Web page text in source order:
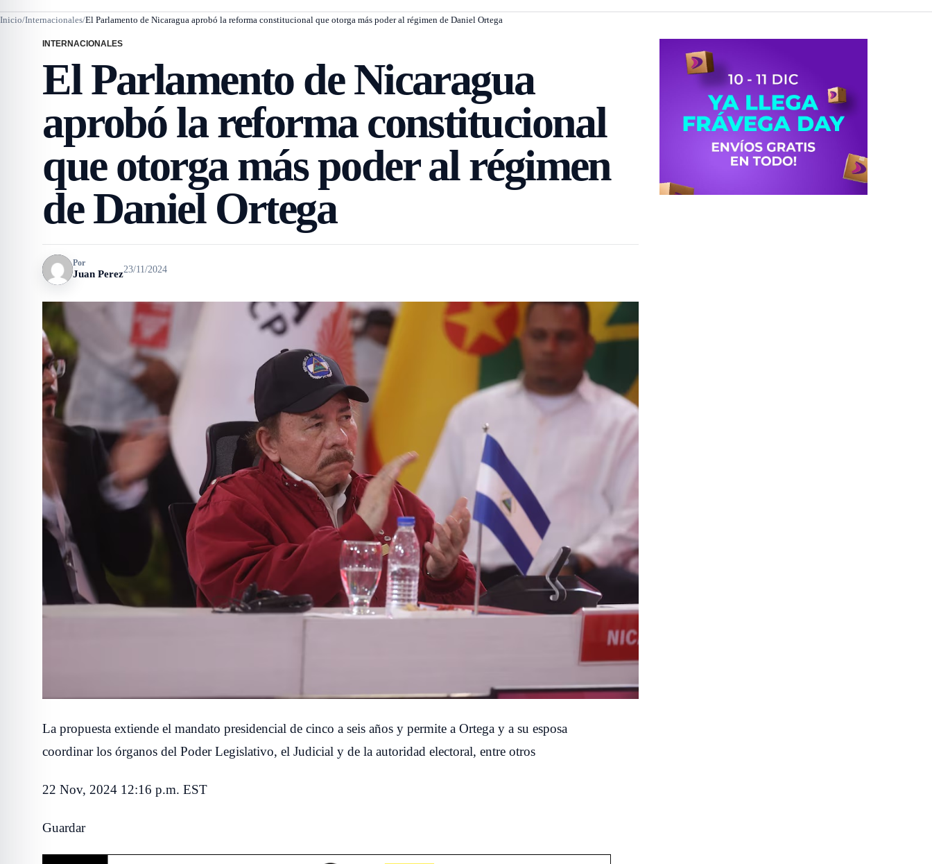
Inicio/Internacionales/El Parlamento de Nicaragua aprobó la reforma constitucional que otorga más poder al régimen de Daniel Ortega
INTERNACIONALES
El Parlamento de Nicaragua
aprobó la reforma constitucional
que otorga más poder al régimen
de Daniel Ortega
Por
Juan Perez23/11/2024
La propuesta extiende el mandato presidencial de cinco a seis años y permite a Ortega y a su esposa
coordinar los órganos del Poder Legislativo, el Judicial y de la autoridad electoral, entre otros
22 Nov, 2024 12:16 p.m. EST
Guardar